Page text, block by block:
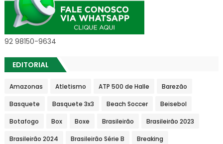
92 98150-9634
EDITORIAL
Amazonas Atletismo ATP 500 de Halle Barezão
Basquete Basquete 3x3 Beach Soccer Beisebol
Botafogo Box Boxe Brasileirão Brasileirão 2023
Brasileirão 2024 Brasileirão Série B Breaking